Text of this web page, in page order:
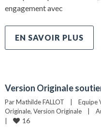
engagement avec
EN SAVOIR PLUS
Version Originale
Par Mathilde FALLOT Equipe
Originale, Version Originale
16